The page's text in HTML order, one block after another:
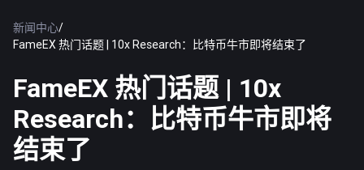
新闻中心/
FameEX 热门话题 | 10x Research：比特币牛市即将结束了
FameEX 热门话题 | 10x
Research：比特币牛市即将
结束了